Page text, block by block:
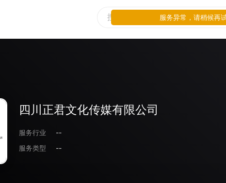
四川正君文化传媒有限公司
服务行业
--
服务类型
--
服务异常，请稍候再